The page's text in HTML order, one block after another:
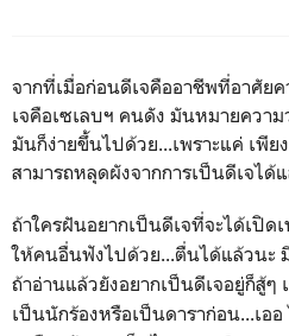
จากที่เมื่อก่อนดีเจคืออาชีพที่อาศัย
เจคือเซเลบฯ คนดัง มันหมายควา
มันก็ง่ายขึ้นไปด้วย...เพราะแค่ เพีย
สามารถหลุดผังจากการเป็นดีเจได้
ถ้าใครฝันอยากเป็นดีเจที่จะได้เปิด
ให้คนอื่นฟังไปด้วย...ตื่นได้แล้วนะ
ถ้าอ่านแล้วยังอยากเป็นดีเจอยู่ก็สู้ๆ
เป็นนักร้องหรือเป็นดาราก่อน...เออ